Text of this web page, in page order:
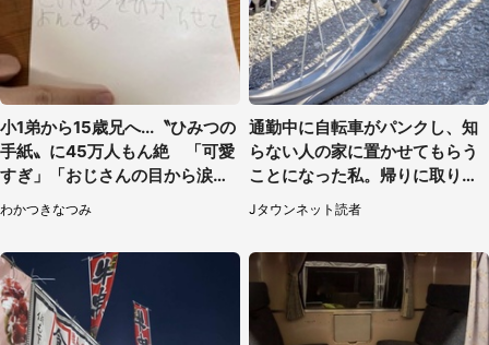
小1弟から15歳兄へ...〝ひみつの
手紙〟に45万人もん絶 「可愛
すぎ」「おじさんの目から涙出
てきた」
わかつきなつみ
通勤中に自転車がパンクし、知
らない人の家に置かせてもらう
ことになった私。帰りに取りに
行くと、なんと...（東京都・40
代女性）
Jタウンネット読者